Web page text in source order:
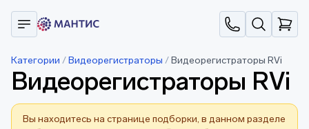
Категории /Видеорегистраторы /Видеорегистраторы RVi
Видеорегистраторы RVi
Вы находитесь на странице подборки, в данном разделе